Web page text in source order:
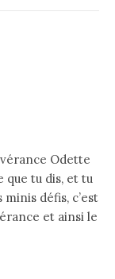
Odette
que tu dis, et tu
défis, c’est
et ainsi le